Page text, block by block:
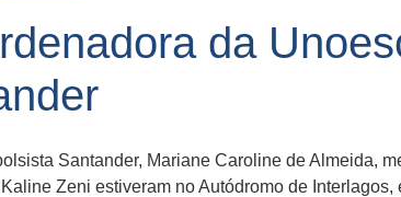
da
Santander, Mariane Caroline de Almeida,
Zeni estiveram no Autódromo de